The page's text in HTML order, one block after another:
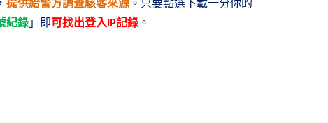
紀錄」即可找出登入 IP記錄 。